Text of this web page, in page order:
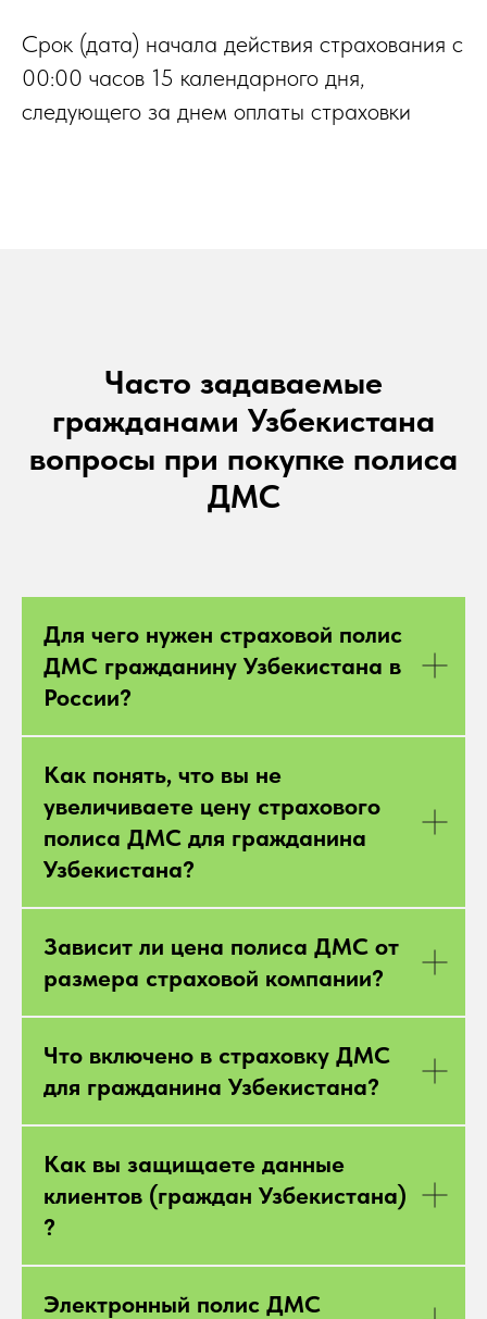
Срок (дата) начала действия страхования с
00:00 часов 15 календарного дня,
следующего за днем оплаты страховки
Часто задаваемые
гражданами Узбекистана
вопросы при покупке полиса
ДМС
Для чего нужен страховой полис
ДМС гражданину Узбекистана в
России?
Как понять, что вы не
увеличиваете цену страхового
полиса ДМС для гражданина
Узбекистана?
Зависит ли цена полиса ДМС от
размера страховой компании?
Что включено в страховку ДМС
для гражданина Узбекистана?
Как вы защищаете данные
клиентов (граждан Узбекистана)
?
Электронный полис ДМС